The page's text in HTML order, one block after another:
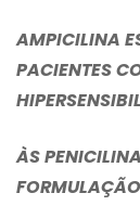
AMPICILINA
PACIENTES
ÀS